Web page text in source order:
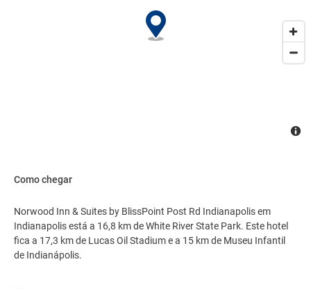
Como chegar
Norwood Inn & Suites by BlissPoint Post Rd Indianapolis em
Indianapolis está a 16,8 km de White River State Park. Este hotel
fica a 17,3 km de Lucas Oil Stadium e a 15 km de Museu Infantil
de Indianápolis.